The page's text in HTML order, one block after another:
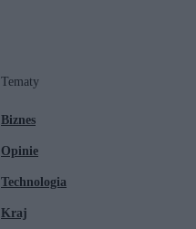
Tematy
Biznes
Opinie
Technologia
Kraj